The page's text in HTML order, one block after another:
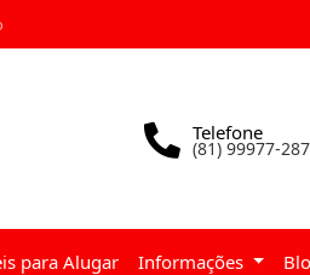
Telefone
(81) 99977-
para Alugar Informações